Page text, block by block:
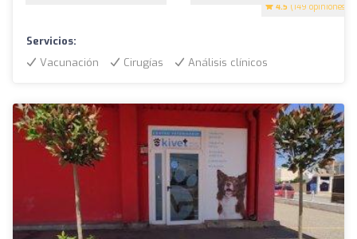
4.5 (149 opiniones)
Servicios:
Vacunación
Cirugías Análisis clínicos